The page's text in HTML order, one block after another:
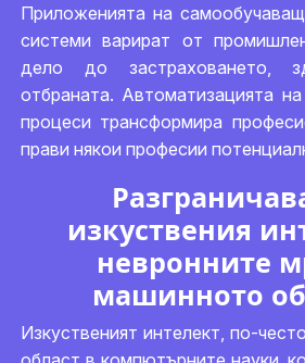
Приложенията на
системи варират от
дело до застраховането,
отбраната. Автоматизацията
процеси трансформира
прави някои професии
изкуствения
невронните
машинното
Изкуственият интелект, по-